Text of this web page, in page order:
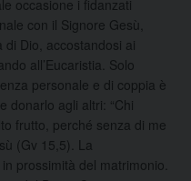
occasione i fidanzati
con il Signore Gesù,
Dio, accostandosi ai
all’Eucaristia. Solo
personale e di coppia è
donarlo agli altri: “Chi
frutto, perché senza di me
(Gv 15,5). La
prossimità del matrimonio.